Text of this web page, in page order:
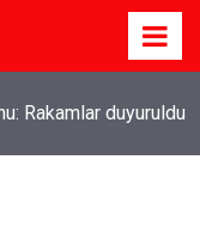
hayatı iç içe!